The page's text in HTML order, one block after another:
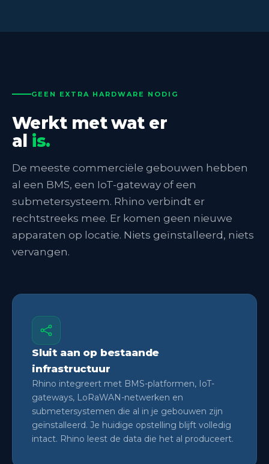
GEEN EXTRA HARDWARE NODIG
Werkt met wat er
al is.
De meeste commerciële gebouwen hebben
al een BMS, een IoT-gateway of een
submetersysteem. Rhino verbindt er
rechtstreeks mee. Er komen geen nieuwe
apparaten op locatie. Niets geïnstalleerd, niets
vervangen.
Sluit aan op bestaande
infrastructuur
Rhino integreert met BMS-platformen, IoT-
gateways, LoRaWAN-netwerken en
submetersystemen die al in je gebouwen zijn
geïnstalleerd. Je huidige opstelling blijft volledig
intact. Rhino leest de data die het al produceert.